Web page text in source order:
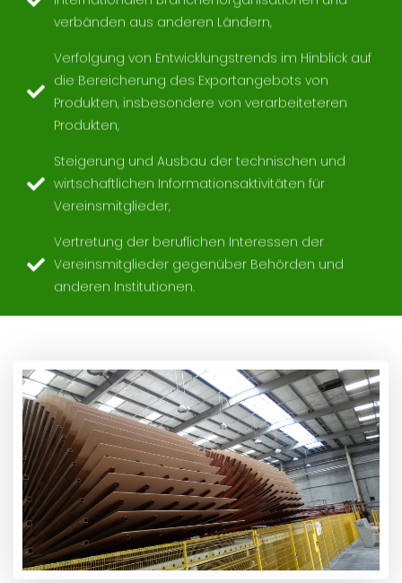
verbänden aus anderen Ländern,
Verfolgung von Entwicklungstrends im Hinblick auf
die Bereicherung des Exportangebots von
Produkten, insbesondere von verarbeiteteren
Produkten,
Steigerung und Ausbau der technischen und
wirtschaftlichen Informationsaktivitäten für
Vereinsmitglieder,
Vertretung der beruflichen Interessen der
Vereinsmitglieder gegenüber Behörden und
anderen Institutionen.